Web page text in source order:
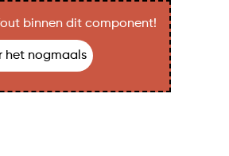
binnen dit component!
het nogmaals